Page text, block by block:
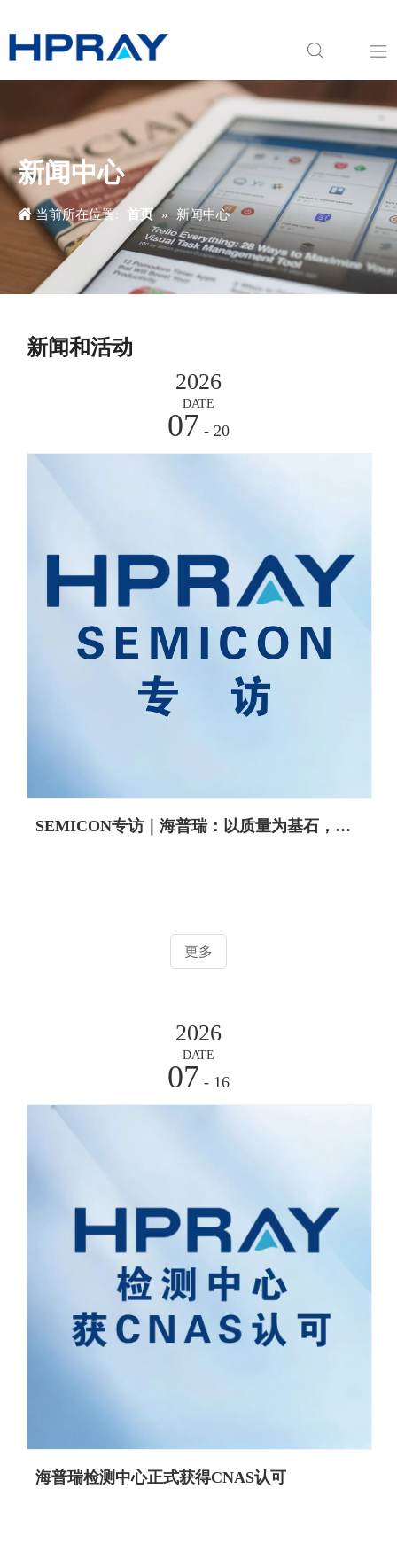
关于我们
产品中心
新闻中心
应用领域
新闻中心
当前所在位置: 首页 » 新闻中心
新闻和活动
2026
DATE
07 - 20
SEMICON专访｜海普瑞：以质量为基石，推动洁净系统持续发展
更多
2026
DATE
07 - 16
海普瑞检测中心正式获得CNAS认可